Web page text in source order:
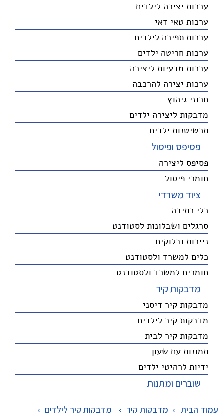
ערכות יצירה לילדים
ערכות טאי דאי
ערכות תפירה לילדים
ערכות חריטה ילדים
ערכות מדעיות ליצירה
ערכות יצירה להרכבה
חרוזי גיהוץ
מדבקות ליצירה ילדים
תכשיטנות ילדים
פסיפס ופיסול
פסיפס ליצירה
חומרי פיסול
ציוד משרדי
כלי כתיבה
סרגלים ושבלונות לסטודנט
ניירות ובלוקים
כלים למשרד ולסטודנט
חומרים למשרד ולסטודנט
מדבקות קיר
מדבקות קיר דיסני
מדבקות קיר לילדים
מדבקות קיר לבית
תמונות עם שעון
ידיות לרהיטי ילדים
שוברים ומתנות
עמוד הבית מדבקות קיר > מדבקות קיר לילדים >